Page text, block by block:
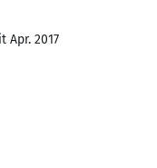
Apr. 2017